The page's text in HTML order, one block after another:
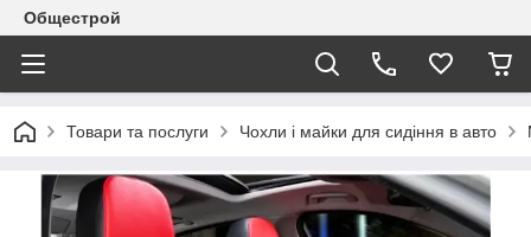
Общестрой
Товари та послуги Чохли і майки для сидіння в авто